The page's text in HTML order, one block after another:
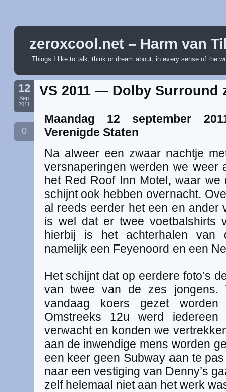
zeroxcool.net – Harm van
Things I like to talk, think or dream about, in every sense of the
12
Sep
2011
0
VS 2011 — Dolby Surround
Maandag 12 september
Verenigde Staten
Na alweer een zwaar nachtje
versnaperingen werden we weer
het Red Roof Inn Motel, waar
schijnt ook hebben overnacht.
al reeds eerder het een en ander
is wel dat er twee voetbalshirts
hierbij is het achterhalen van
namelijk een Feyenoord en een
Het schijnt dat op eerdere foto’s
van twee van de zes jongens.
vandaag koers gezet worden
Omstreeks 12u werd
verwacht en konden we
aan de inwendige mens worden
een keer geen Subway aan te
naar een vestiging van Denny’s
zelf helemaal niet aan het werk